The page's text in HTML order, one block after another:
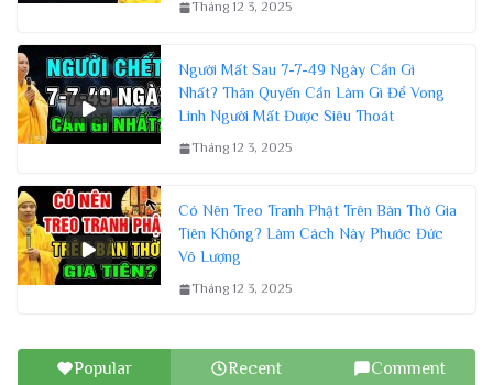
Tháng 12 3, 2025
Người Mất Sau 7-7-49 Ngày Cần Gì
Nhất? Thân Quyến Cần Làm Gì Để Vong
Linh Người Mất Được Siêu Thoát
Tháng 12 3, 2025
Có Nên Treo Tranh Phật Trên Bàn Thờ Gia
Tiên Không? Làm Cách Này Phước Đức
Vô Lượng
Tháng 12 3, 2025
Popular Recent Comment